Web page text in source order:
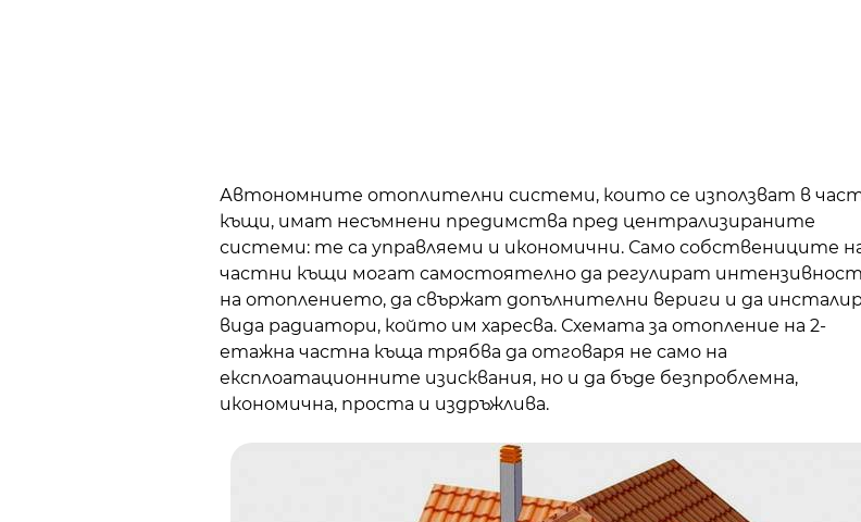
Автономните отоплителни системи, които се използват в
къщи, имат несъмнени предимства пред централизираните
системи: те са управляеми и икономични. Само собствениците
частни къщи могат самостоятелно да регулират
на отоплението, да свържат допълнителни вериги и да
вида радиатори, който им харесва. Схемата за отопление на 2-
етажна частна къща трябва да отговаря не само на
експлоатационните изисквания, но и да бъде безпроблемна,
икономична, проста и издръжлива.